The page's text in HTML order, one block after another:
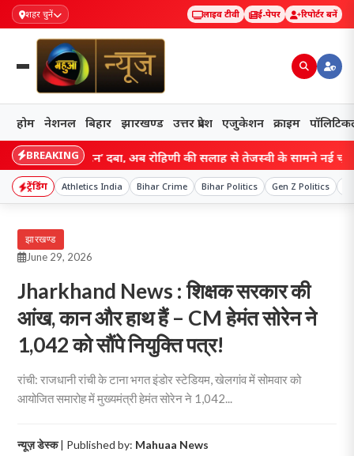
शहर चुनें लाइव टीवी ई-पेपर रिपोर्टर बनें
होम नेशनल बिहार झारखण्ड उत्तर प्रदेश एजुकेशन क्राइम
BREAKING
बटन’ दबा, अब रोहिणी की सलाह से तेजस्वी के सामने नई चुनौती;
ट्रेंडिंग Athletics India Bihar Crime Bihar Politics Gen Z Politics
झारखण्ड
June 29, 2026
Jharkhand News : शिक्षक सरकार की
आंख, कान और हाथ हैं – CM हेमंत सोरेन ने
1,042 को सौंपे नियुक्ति पत्र!
रांची: राजधानी रांची के टाना भगत इंडोर स्टेडियम, खेलगांव में सोमवार को
आयोजित समारोह में मुख्यमंत्री हेमंत सोरेन ने 1,042...
न्यूज़ डेस्क| Published by: Mahuaa News